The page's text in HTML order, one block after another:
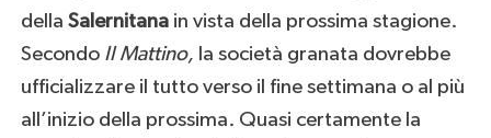
della Salernitanain vista della prossima stagione.
Secondo Il Mattino, la società granata dovrebbe
ufficializzare il tutto verso il fine settimana o al più
all’inizio della prossima. Quasi certamente la